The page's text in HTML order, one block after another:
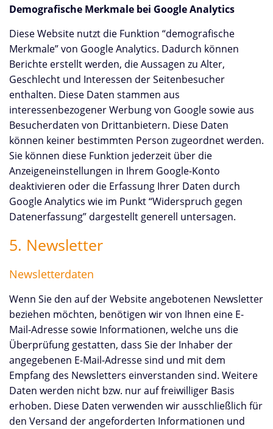
Demografische Merkmale bei Google Analytics
Diese Website nutzt die Funktion “demografische
Merkmale” von Google Analytics. Dadurch können
Berichte erstellt werden, die Aussagen zu Alter,
Geschlecht und Interessen der Seitenbesucher
enthalten. Diese Daten stammen aus
interessenbezogener Werbung von Google sowie aus
Besucherdaten von Drittanbietern. Diese Daten
können keiner bestimmten Person zugeordnet werden.
Sie können diese Funktion jederzeit über die
Anzeigeneinstellungen in Ihrem Google-Konto
deaktivieren oder die Erfassung Ihrer Daten durch
Google Analytics wie im Punkt “Widerspruch gegen
Datenerfassung” dargestellt generell untersagen.
5. Newsletter
Newsletterdaten
Wenn Sie den auf der Website angebotenen Newsletter
beziehen möchten, benötigen wir von Ihnen eine E-
Mail-Adresse sowie Informationen, welche uns die
Überprüfung gestatten, dass Sie der Inhaber der
angegebenen E-Mail-Adresse sind und mit dem
Empfang des Newsletters einverstanden sind. Weitere
Daten werden nicht bzw. nur auf freiwilliger Basis
erhoben. Diese Daten verwenden wir ausschließlich für
den Versand der angeforderten Informationen und